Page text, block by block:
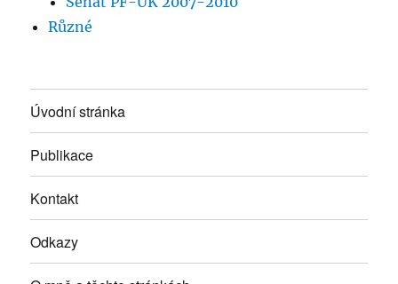
Různé
Úvodní stránka
Publikace
Kontakt
Odkazy